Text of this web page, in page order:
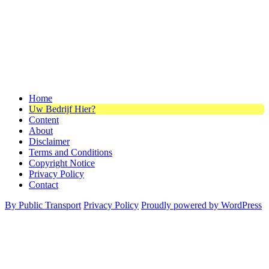
Home
Uw Bedrijf Hier?
Content
About
Disclaimer
Terms and Conditions
Copyright Notice
Privacy Policy
Contact
By Public Transport Privacy Policy Proudly powered by WordPress